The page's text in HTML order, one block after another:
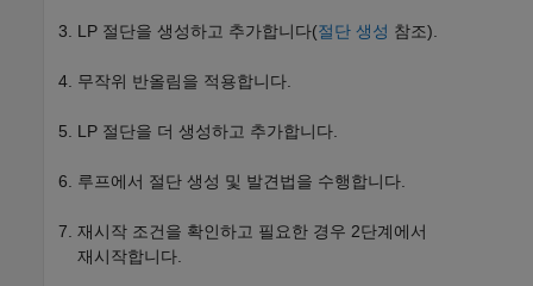
LP 절단을 생성하고 추가합니다(절단 생성 참조).
무작위 반올림을 적용합니다.
LP 절단을 더 생성하고 추가합니다.
루프에서 절단 생성 및 발견법을 수행합니다.
재시작 조건을 확인하고 필요한 경우 2단계에서
재시작합니다.